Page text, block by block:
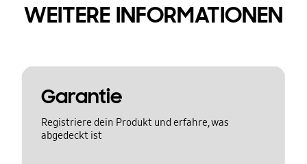
WEITERE INFORMATIONEN
Garantie
Registriere dein Produkt und erfahre, was
abgedeckt ist